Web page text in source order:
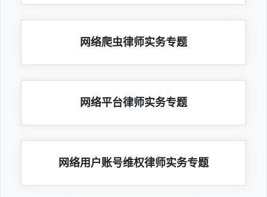
网络爬虫律师实务专题
网络平台律师实务专题
网络用户账号维权律师实务专题